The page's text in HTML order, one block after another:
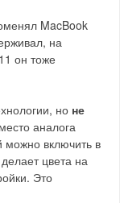
MacBook
на
он тоже
но не
аналога
можно включить в
цвета на
Это